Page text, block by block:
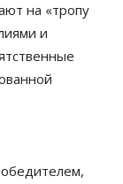
на «тропу
и